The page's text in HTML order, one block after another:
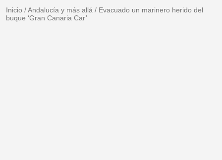
Inicio /Andalucía y más allá / Evacuado un marinero herido del
buque ‘Gran Canaria Car’